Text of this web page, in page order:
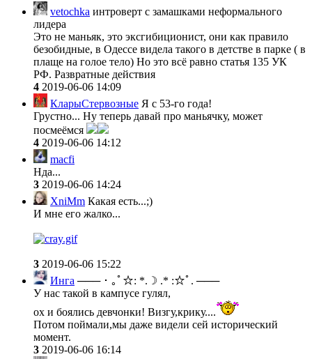
vetochka интроверт с замашками неформального
лидера
Это не маньяк, это эксгибиционист, они как правило
безобидные, в Одессе видела такого в детстве в парке ( в
плаще на голое тело) Но это всё равно статья 135 УК
РФ. Развратные действия
4 2019-06-06 14:09
КларыСтервозные Я с 53-го года!
Грустно... Ну теперь давай про маньячку, может
посмеёмся
4 2019-06-06 14:12
macfi
Нда...
3 2019-06-06 14:24
XniMm Какая есть...;)
И мне его жалко...
3 2019-06-06 15:22
Инга ─── ･ ｡ﾟ☆: *.☽ .* :☆ﾟ. ───
У нас такой в кампусе гулял,
ох и боялись девчонки! Визгу,крику....
Потом поймали,мы даже видели сей исторический
момент.
3 2019-06-06 16:14